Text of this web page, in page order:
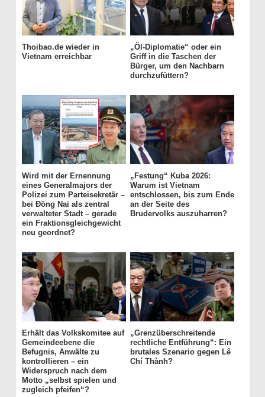
Thoibao.de wieder in
Vietnam erreichbar
„Öl-Diplomatie“ oder ein
Griff in die Taschen der
Bürger, um den Nachbarn
durchzufüttern?
Wird mit der Ernennung
eines Generalmajors der
Polizei zum Parteisekretär –
bei Đồng Nai als zentral
verwalteter Stadt – gerade
ein Fraktionsgleichgewicht
neu geordnet?
„Festung“ Kuba 2026:
Warum ist Vietnam
entschlossen, bis zum Ende
an der Seite des
Brudervolks auszuharren?
Erhält das Volkskomitee auf
Gemeindeebene die
Befugnis, Anwälte zu
kontrollieren – ein
Widerspruch nach dem
Motto „selbst spielen und
zugleich pfeifen“?
„Grenzüberschreitende
rechtliche Entführung“: Ein
brutales Szenario gegen Lê
Chí Thành?